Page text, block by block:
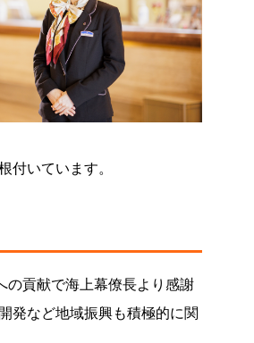
付いています。
の貢献で海上幕僚長より感謝
発など地域振興も積極的に関